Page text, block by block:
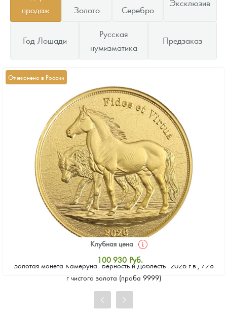
продаж
Золото
Серебро
Эксклюзив
Год Лошади
Русская
нумизматика
Предзаказ
Отчеканено в России
Золотая монета Камеруна "Верность и Доблесть" 2026 г.в., 7.78
г чистого золота (проба 9999)
Клубная цена
100 930 Руб.
Стандартная цена
Цена выкупа